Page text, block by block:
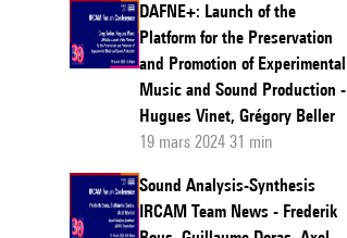
DAFNE+: Launch of the
Platform for the Preservation
and Promotion of Experimental
Music and Sound Production -
Hugues Vinet, Grégory Beller
19 mars 2024 31 min
Sound Analysis-Synthesis
IRCAM Team News - Frederik